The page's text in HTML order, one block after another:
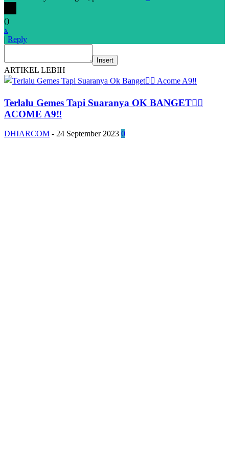
()
x
| Reply
Insert
ARTIKEL LEBIH
Terlalu Gemes Tapi Suaranya OK BANGET👌🏻
ACOME A9‼️
DHIARCOM - 24 September 2023 0